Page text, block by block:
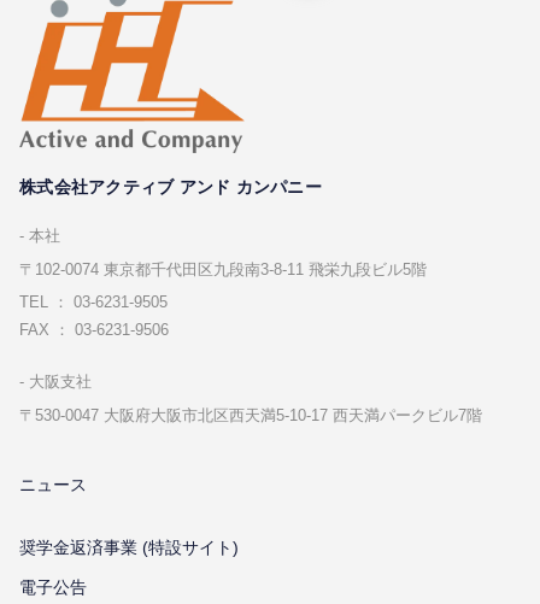
株式会社アクティブ アンド カンパニー
本社
〒102-0074 東京都千代⽥区九段南3-8-11 飛栄九段ビル5階
TEL ： 03-6231-9505
FAX ： 03-6231-9506
⼤阪⽀社
〒530-0047 ⼤阪府⼤阪市北区⻄天満5-10-17 ⻄天満パークビル7階
ニュース
奨学金返済事業 (特設サイト)
電子公告